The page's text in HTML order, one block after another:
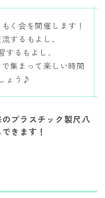
く会を開催します！
するもよし、
るもよし、
集まって楽しい時間
ょう♪
プラスチック製尺八
きます！